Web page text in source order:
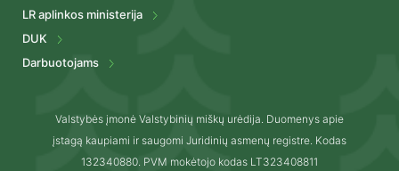
LR aplinkos ministerija
DUK
Darbuotojams
Valstybės įmonė Valstybinių miškų urėdija. Duomenys apie
įstagą kaupiami ir saugomi Juridinių asmenų registre. Kodas
132340880. PVM mokėtojo kodas LT323408811